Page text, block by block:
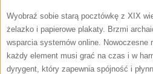
Wyobraź sobie starą pocztówkę z XIX
żelazko i papierowe plakaty. Brzmi
wsparcia systemów online. Nowoczesne
każdy element musi grać na czas i w
dyrygent, który zapewnia spójność i